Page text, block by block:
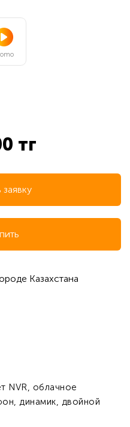
тг
Казахстана
NVR, облачное
динамик, двойной